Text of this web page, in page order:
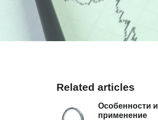
Related articles
Особенности и
применение